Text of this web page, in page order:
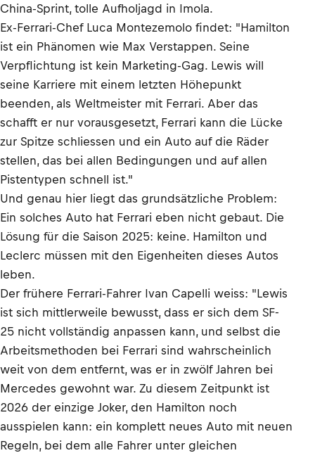
China-Sprint, tolle Aufholjagd in Imola.
Ex-Ferrari-Chef Luca Montezemolo findet: "Hamilton
ist ein Phänomen wie Max Verstappen. Seine
Verpflichtung ist kein Marketing-Gag. Lewis will
seine Karriere mit einem letzten Höhepunkt
beenden, als Weltmeister mit Ferrari. Aber das
schafft er nur vorausgesetzt, Ferrari kann die Lücke
zur Spitze schliessen und ein Auto auf die Räder
stellen, das bei allen Bedingungen und auf allen
Pistentypen schnell ist."
Und genau hier liegt das grundsätzliche Problem:
Ein solches Auto hat Ferrari eben nicht gebaut. Die
Lösung für die Saison 2025: keine. Hamilton und
Leclerc müssen mit den Eigenheiten dieses Autos
leben.
Der frühere Ferrari-Fahrer Ivan Capelli weiss: "Lewis
ist sich mittlerweile bewusst, dass er sich dem SF-
25 nicht vollständig anpassen kann, und selbst die
Arbeitsmethoden bei Ferrari sind wahrscheinlich
weit von dem entfernt, was er in zwölf Jahren bei
Mercedes gewohnt war. Zu diesem Zeitpunkt ist
2026 der einzige Joker, den Hamilton noch
ausspielen kann: ein komplett neues Auto mit neuen
Regeln, bei dem alle Fahrer unter gleichen